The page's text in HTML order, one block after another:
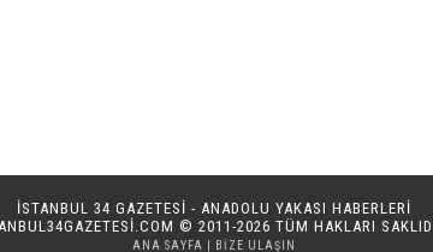
İSTANBUL 34 GAZETESİ - ANADOLU YAKASI HABERLERİ
© 2011-2026 TÜM HAKLARI
ANA SAYFA BIZE ULAŞIN